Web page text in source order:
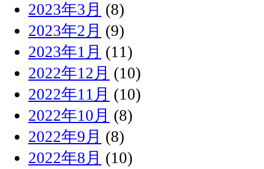
2023年3月 (8)
2023年2月 (9)
2023年1月 (11)
2022年12月 (10)
2022年11月 (10)
2022年10月 (8)
2022年9月 (8)
2022年8月 (10)